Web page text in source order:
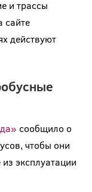
и трассы
сайте
действуют
сообщило о
чтобы они
эксплуатации